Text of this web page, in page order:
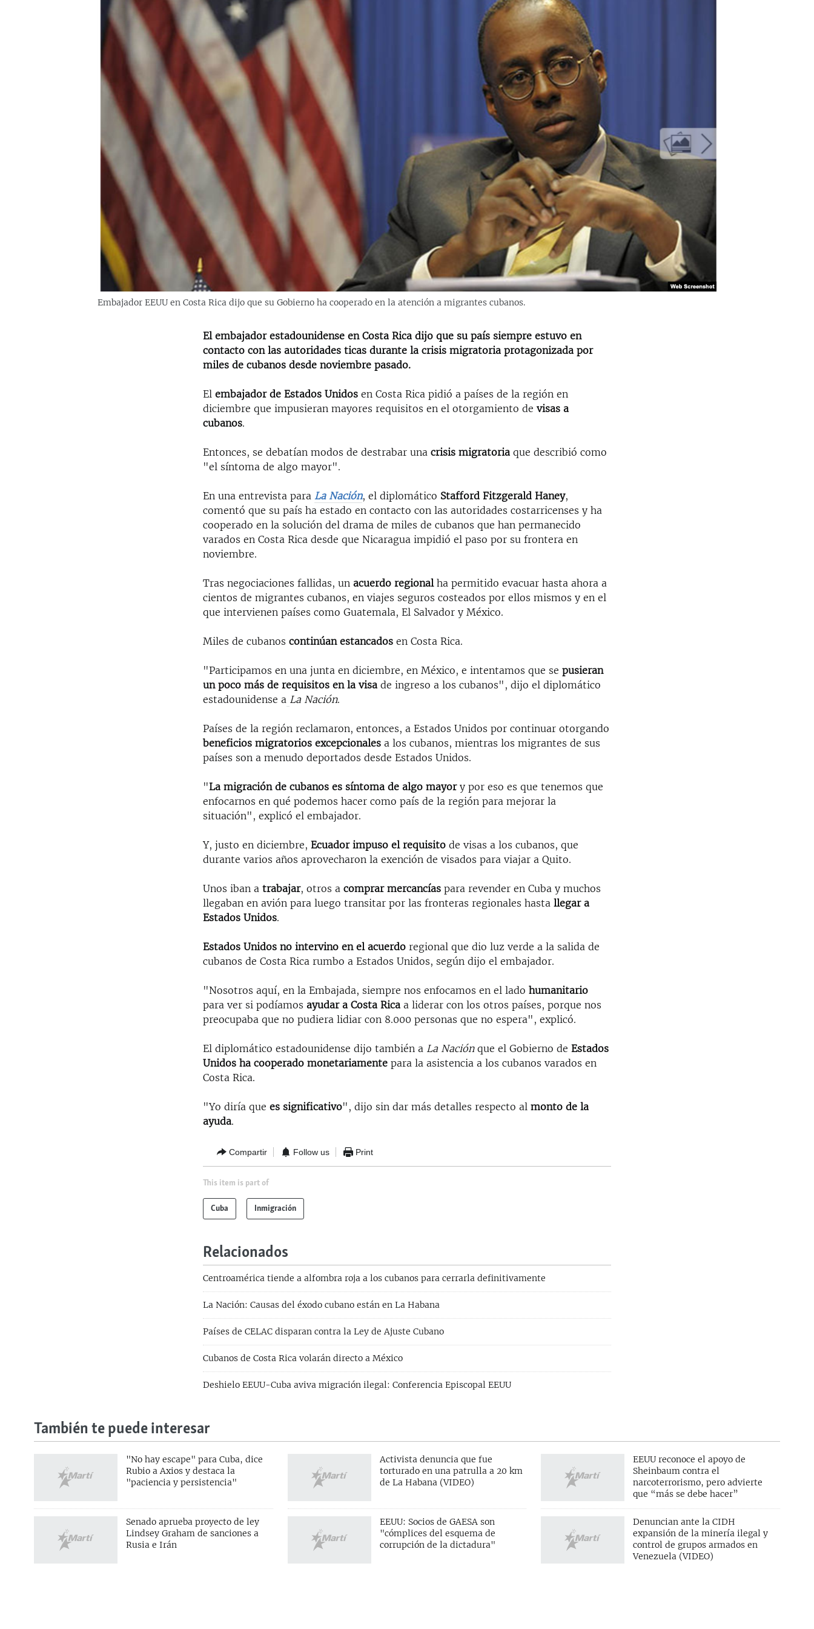
LA REALIDAD DE LA VIVIENDA EN
LOS SANTOS DE HIALEAH
DESINFORMACIÓN RUSA EN
LA INVASIÓN DE RUSIA A UCRANIA
Embajador EEUU en Costa Rica dijo que su Gobierno ha cooperado en la atención a migrantes cubanos.
El embajador estadounidense en Costa Rica dijo que su país siempre estuvo en
contacto con las autoridades ticas durante la crisis migratoria protagonizada por
miles de cubanos desde noviembre pasado.
Elembajador de Estados Unidos en Costa Rica pidió a países de la región en
diciembre que impusieran mayores requisitos en el otorgamiento devisas a
cubanos.
Entonces, se debatían modos de destrabar unacrisis migratoria que describió como
"el síntoma de algo mayor".
En una entrevista para La Nación, el diplomático Stafford Fitzgerald Haney,
comentó que su país ha estado en contacto con las autoridades costarricenses y ha
cooperado en la solución del drama de miles de cubanos que han permanecido
varados en Costa Rica desde que Nicaragua impidió el paso por su frontera en
noviembre.
Tras negociaciones fallidas, unacuerdo regionalha permitido evacuar hasta ahora a
cientos de migrantes cubanos, en viajes seguros costeados por ellos mismos y en el
que intervienen países como Guatemala, El Salvador y México.
Miles de cubanoscontinúan estancados en Costa Rica.
"Participamos en una junta en diciembre, en México, e intentamos que sepusieran
un poco más de requisitos en la visade ingreso a los cubanos", dijo el diplomático
estadounidense a La Nación.
Países de la región reclamaron, entonces, a Estados Unidos por continuar otorgando
beneficios migratorios excepcionales a los cubanos, mientras los migrantes de sus
países son a menudo deportados desde Estados Unidos.
"La migración de cubanos es síntoma de algo mayory por eso es que tenemos que
enfocarnos en qué podemos hacer como país de la región para mejorar la
situación", explicó el embajador.
Y, justo en diciembre,Ecuador impuso el requisitode visas a los cubanos, que
durante varios años aprovecharon la exención de visados para viajar a Quito.
Unos iban atrabajar, otros acomprar mercancíaspara revender en Cuba y muchos
llegaban en avión para luego transitar por las fronteras regionales hastallegar a
Estados Unidos.
Estados Unidos no intervino en el acuerdo regional que dio luz verde a la salida de
cubanos de Costa Rica rumbo a Estados Unidos, según dijo el embajador.
"Nosotros aquí, en la Embajada, siempre nos enfocamos en el ladohumanitario
para ver si podíamosayudar a Costa Rica a liderar con los otros países, porque nos
preocupaba que no pudiera lidiar con 8.000 personas que no espera", explicó.
El diplomático estadounidense dijo también a La Naciónque el Gobierno deEstados
Unidos ha cooperado monetariamente para la asistencia a los cubanos varados en
Costa Rica.
"Yo diría quees significativo", dijo sin dar más detalles respecto almonto de la
ayuda.
Compartir Follow us Print
This item is part of
Cuba Inmigración
Relacionados
Centroamérica tiende a alfombra roja a los cubanos para cerrarla definitivamente
La Nación: Causas del éxodo cubano están en La Habana
Países de CELAC disparan contra la Ley de Ajuste Cubano
Cubanos de Costa Rica volarán directo a México
Deshielo EEUU-Cuba aviva migración ilegal: Conferencia Episcopal EEUU
También te puede interesar
"No hay escape" para Cuba, dice
Rubio a Axios y destaca la
"paciencia y persistencia"
Activista denuncia que fue
torturado en una patrulla a 20 km
de La Habana (VIDEO)
EEUU reconoce el apoyo de
Sheinbaum contra el
narcoterrorismo, pero advierte
que “más se debe hacer”
Senado aprueba proyecto de ley
Lindsey Graham de sanciones a
Rusia e Irán
EEUU: Socios de GAESA son
"cómplices del esquema de
corrupción de la dictadura"
Denuncian ante la CIDH
expansión de la minería ilegal y
control de grupos armados en
Venezuela (VIDEO)